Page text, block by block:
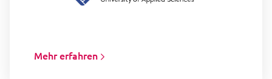
Mehr erfahren